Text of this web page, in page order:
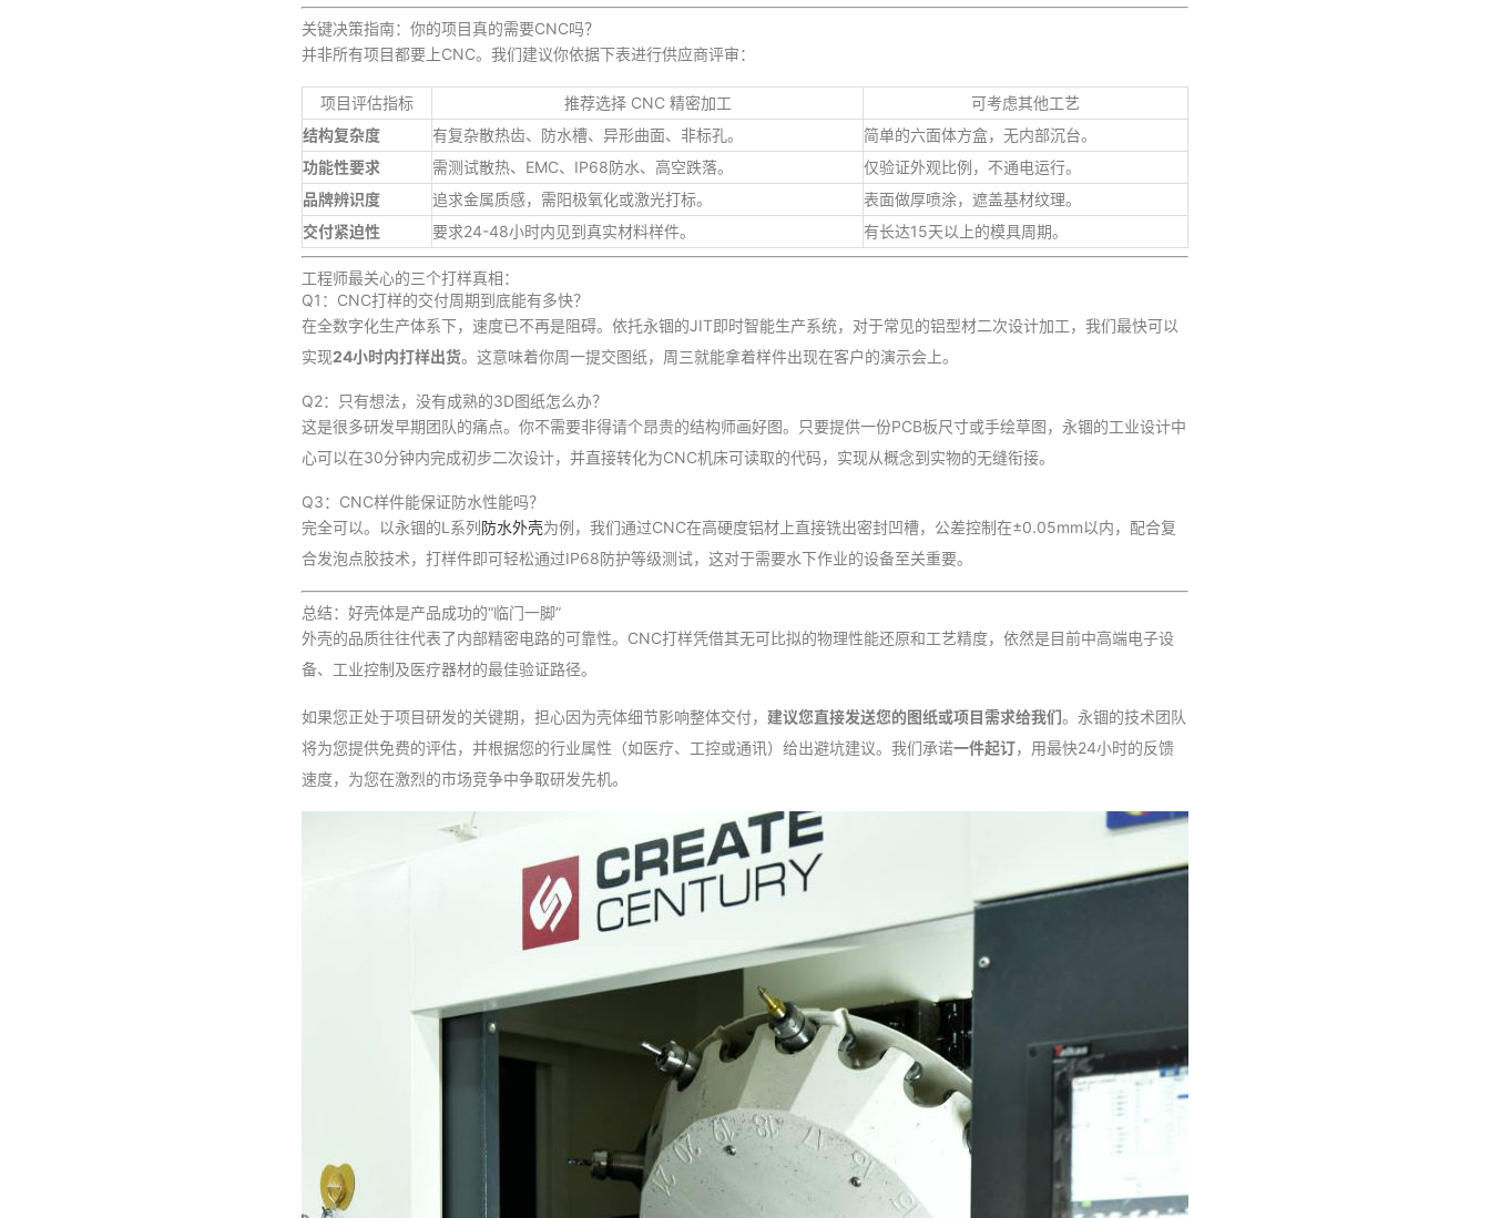
关键决策指南：你的项目真的需要CNC吗？
并非所有项目都要上CNC。我们建议你依据下表进行供应商评审：
项目评估指标 推荐选择 CNC 精密加工
可考虑其他工艺
结构复杂度
有复杂散热齿、防水槽、异形曲面、非标孔。
简单的六面体方盒，无内部沉台。
功能性要求
需测试散热、EMC、IP68防水、高空跌落。
仅验证外观比例，不通电运行。
品牌辨识度
追求金属质感，需阳极氧化或激光打标。
表面做厚喷涂，遮盖基材纹理。
交付紧迫性
要求24-48小时内见到真实材料样件。 有长达15天以上的模具周期。
工程师最关心的三个打样真相：
Q1：CNC打样的交付周期到底能有多快？
在全数字化生产体系下，速度已不再是阻碍。依托永锢的JIT即时智能生产系统，对于常见的铝型材二次设计加工，我们最快可以
实现24小时内打样出货。这意味着你周一提交图纸，周三就能拿着样件出现在客户的演示会上。
Q2：只有想法，没有成熟的3D图纸怎么办？
这是很多研发早期团队的痛点。你不需要非得请个昂贵的结构师画好图。只要提供一份PCB板尺寸或手绘草图，永锢的工业设计中
心可以在30分钟内完成初步二次设计，并直接转化为CNC机床可读取的代码，实现从概念到实物的无缝衔接。
Q3：CNC样件能保证防水性能吗？
完全可以。以永锢的L系列 防水外壳为例，我们通过CNC在高硬度铝材上直接铣出密封凹槽，公差控制在±0.05mm以内，配合复
合发泡点胶技术，打样件即可轻松通过IP68防护等级测试，这对于需要水下作业的设备至关重要。
总结：好壳体是产品成功的“临门一脚”
外壳的品质往往代表了内部精密电路的可靠性。CNC打样凭借其无可比拟的物理性能还原和工艺精度，依然是目前中高端电子设
备、工业控制及医疗器材的最佳验证路径。
如果您正处于项目研发的关键期，担心因为壳体细节影响整体交付， 建议您直接发送您的图纸或项目需求给我们。永锢的技术团队
将为您提供免费的评估，并根据您的行业属性（如医疗、工控或通讯）给出避坑建议。我们承诺一件起订，用最快24小时的反馈
速度，为您在激烈的市场竞争中争取研发先机。